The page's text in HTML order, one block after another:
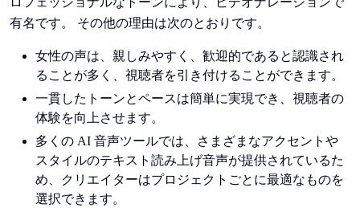
有名です。 その他の理由は次のとおりです。
女性の声は、親しみやすく、歓迎的であると認識され
ることが多く、視聴者を引き付けることができます。
一貫したトーンとペースは簡単に実現でき、視聴者の
体験を向上させます。
多くの AI 音声ツールでは、さまざまなアクセントや
スタイルのテキスト読み上げ音声が提供されているた
め、クリエイターはプロジェクトごとに最適なものを
選択できます。